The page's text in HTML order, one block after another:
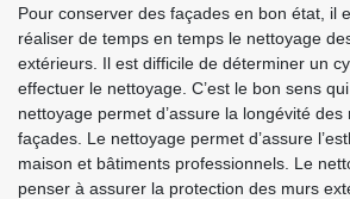
Pour conserver des façades en bon état, il
réaliser de temps en temps le nettoyage
extérieurs. Il est difficile de déterminer un
effectuer le nettoyage. C’est le bon sens
nettoyage permet d’assure la longévité
façades. Le nettoyage permet d’assure
maison et bâtiments professionnels. Le
penser à assurer la protection des murs